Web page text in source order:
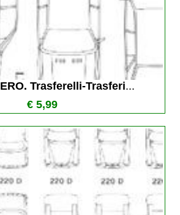
Trasferelli-Trasferi...
€ 5,99